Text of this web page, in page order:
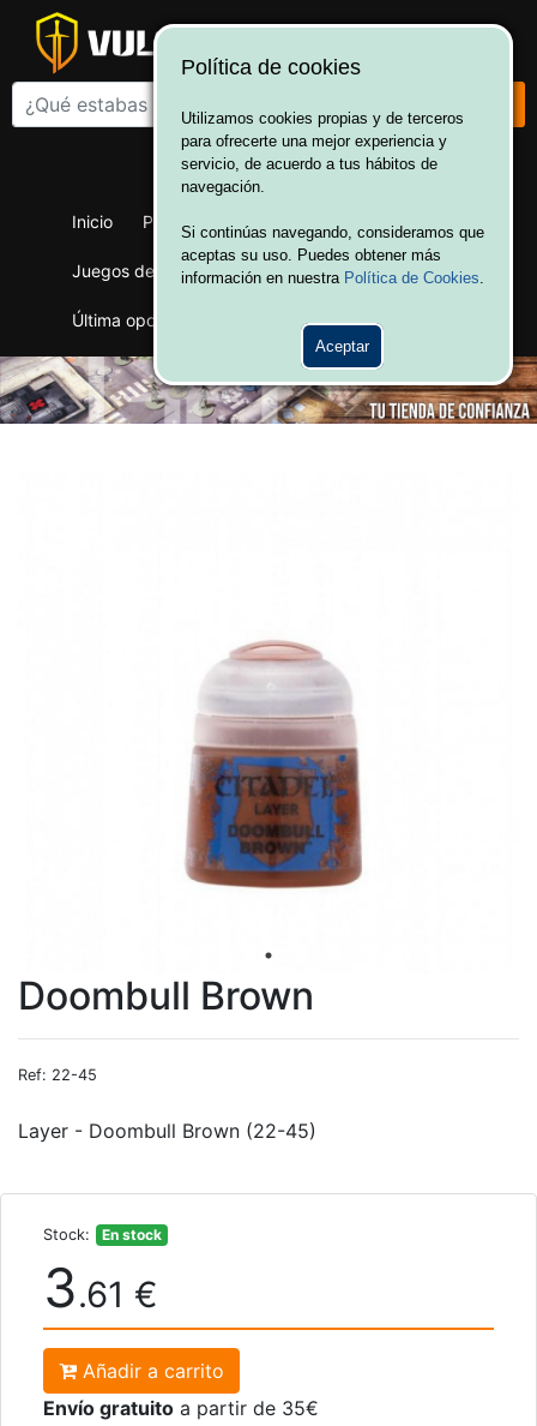
¡Bienvenido a Vulcania!
Inicio Productos Juegos de mesa
Juegos de cartas Merchandising Ofertas
Última oportunidad Wargames
Doombull Brown
Ref: 22-45
Layer - Doombull Brown (22-45)
Stock: En stock
3.61 €
Añadir a carrito
Envío gratuito a partir de 35€
Política de cookies
Utilizamos cookies propias y de terceros
para ofrecerte una mejor experiencia y
servicio, de acuerdo a tus hábitos de
navegación.
Si continúas navegando, consideramos que
aceptas su uso. Puedes obtener más
información en nuestra Política de Cookies.
Aceptar